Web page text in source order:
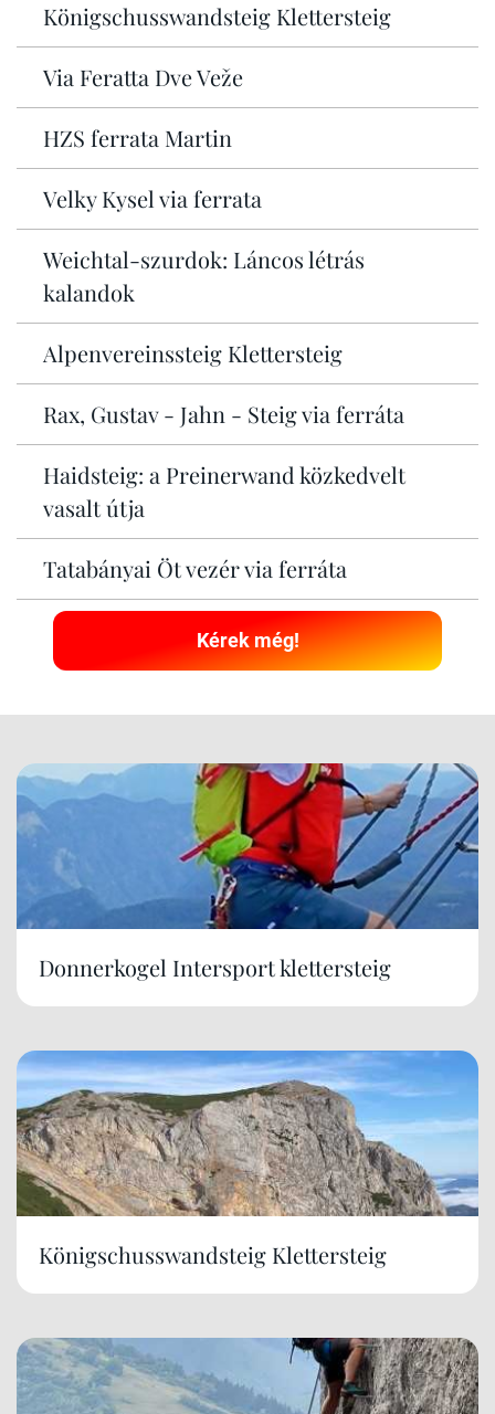
Königschusswandsteig Klettersteig
Via Feratta Dve Veže
HZS ferrata Martin
Velky Kysel via ferrata
Weichtal-szurdok: Láncos létrás
kalandok
Alpenvereinssteig Klettersteig
Rax, Gustav - Jahn - Steig via ferráta
Haidsteig: a Preinerwand közkedvelt
vasalt útja
Tatabányai Öt vezér via ferráta
Kérek még!
Donnerkogel Intersport klettersteig
Königschusswandsteig Klettersteig